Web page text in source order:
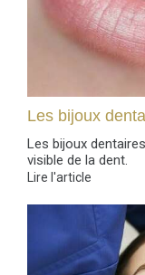
Les bijoux
Les bijoux
visible de la dent.
Lire l'article